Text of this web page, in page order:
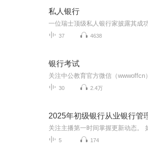
私人银行
37 4638
银行考试
30 2.4万
2025年初级银行从业银行管
5 174